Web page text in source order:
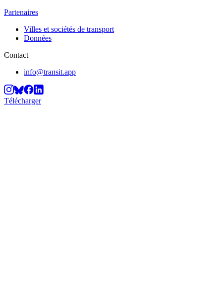
Partenaires
Villes et sociétés de transport
Données
Contact
info@transit.app
Télécharger